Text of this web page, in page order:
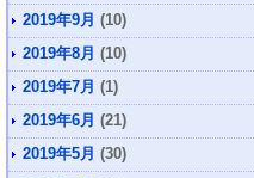
2019年9月 (10)
2019年8月 (10)
2019年7月 (1)
2019年6月 (21)
2019年5月 (30)